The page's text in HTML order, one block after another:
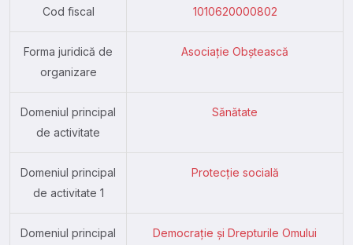
Cod fiscal 1010620000802
Forma juridică de
organizare
Asociație Obștească
Domeniul principal
de activitate
Sănătate
Domeniul principal
de activitate 1
Protecție socială
Domeniul principal
Democrație și Drepturile Omului